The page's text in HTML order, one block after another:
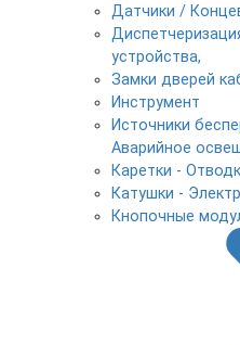
Датчики /
устройства,
Замки дверей
Инструмент
Источники
Аварийное
Каретки -
Катушки -
Кнопочные